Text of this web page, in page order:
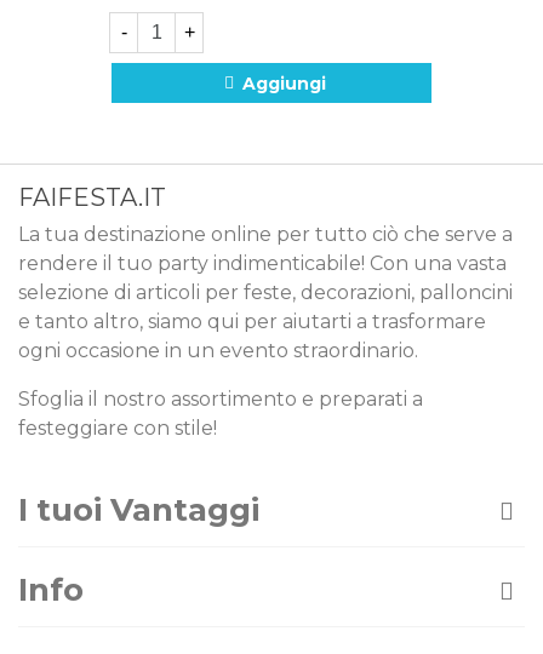
- +
Aggiungi
FAIFESTA.IT
La tua destinazione online per tutto ciò che serve a
rendere il tuo party indimenticabile! Con una vasta
selezione di articoli per feste, decorazioni, palloncini
e tanto altro, siamo qui per aiutarti a trasformare
ogni occasione in un evento straordinario.
Sfoglia il nostro assortimento e preparati a
festeggiare con stile!
I tuoi Vantaggi
Info